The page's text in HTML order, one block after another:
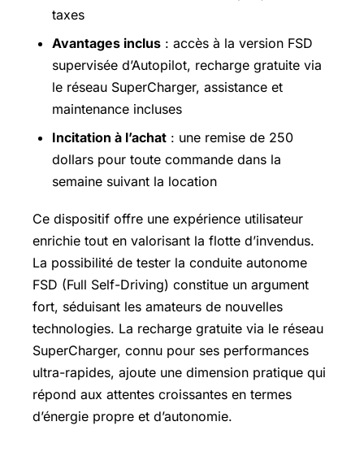
taxes
Avantages inclus : accès à la version FSD
supervisée d’Autopilot, recharge gratuite via
le réseau SuperCharger, assistance et
maintenance incluses
Incitation à l’achat : une remise de 250
dollars pour toute commande dans la
semaine suivant la location
Ce dispositif offre une expérience utilisateur
enrichie tout en valorisant la flotte d’invendus.
La possibilité de tester la conduite autonome
FSD (Full Self-Driving) constitue un argument
fort, séduisant les amateurs de nouvelles
technologies. La recharge gratuite via le réseau
SuperCharger, connu pour ses performances
ultra-rapides, ajoute une dimension pratique qui
répond aux attentes croissantes en termes
d’énergie propre et d’autonomie.